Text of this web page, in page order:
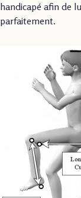
handicapé afin de
parfaitement.